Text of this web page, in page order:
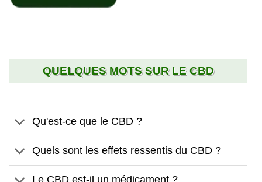
QUELQUES MOTS SUR LE CBD
Qu'est-ce que le CBD ?
Quels sont les effets ressentis du CBD ?